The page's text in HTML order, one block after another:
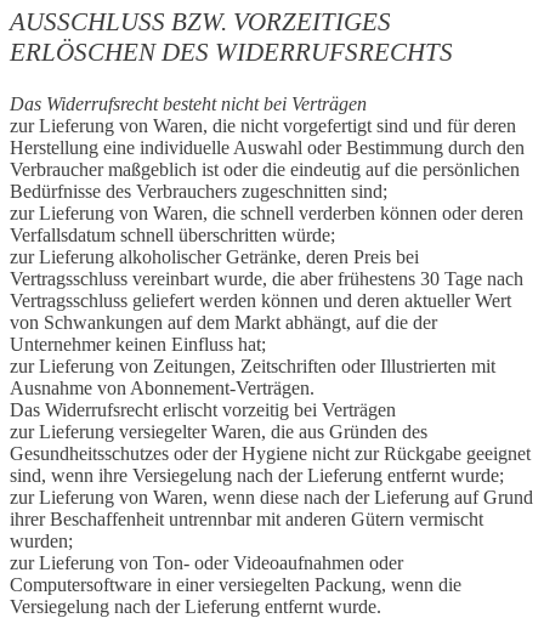
AUSSCHLUSS BZW. VORZEITIGES
ERLÖSCHEN DES WIDERRUFSRECHTS
Das Widerrufsrecht besteht nicht bei Verträgen
zur Lieferung von Waren, die nicht vorgefertigt sind und für deren
Herstellung eine individuelle Auswahl oder Bestimmung durch den
Verbraucher maßgeblich ist oder die eindeutig auf die persönlichen
Bedürfnisse des Verbrauchers zugeschnitten sind;
zur Lieferung von Waren, die schnell verderben können oder deren
Verfallsdatum schnell überschritten würde;
zur Lieferung alkoholischer Getränke, deren Preis bei
Vertragsschluss vereinbart wurde, die aber frühestens 30 Tage nach
Vertragsschluss geliefert werden können und deren aktueller Wert
von Schwankungen auf dem Markt abhängt, auf die der
Unternehmer keinen Einfluss hat;
zur Lieferung von Zeitungen, Zeitschriften oder Illustrierten mit
Ausnahme von Abonnement-Verträgen.
Das Widerrufsrecht erlischt vorzeitig bei Verträgen
zur Lieferung versiegelter Waren, die aus Gründen des
Gesundheitsschutzes oder der Hygiene nicht zur Rückgabe geeignet
sind, wenn ihre Versiegelung nach der Lieferung entfernt wurde;
zur Lieferung von Waren, wenn diese nach der Lieferung auf Grund
ihrer Beschaffenheit untrennbar mit anderen Gütern vermischt
wurden;
zur Lieferung von Ton- oder Videoaufnahmen oder
Computersoftware in einer versiegelten Packung, wenn die
Versiegelung nach der Lieferung entfernt wurde.